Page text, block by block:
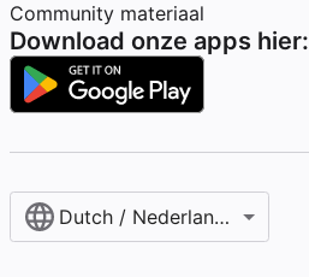
Community materiaal
Download onze apps hier:
Dutch / Nederlands‎ (België)‎